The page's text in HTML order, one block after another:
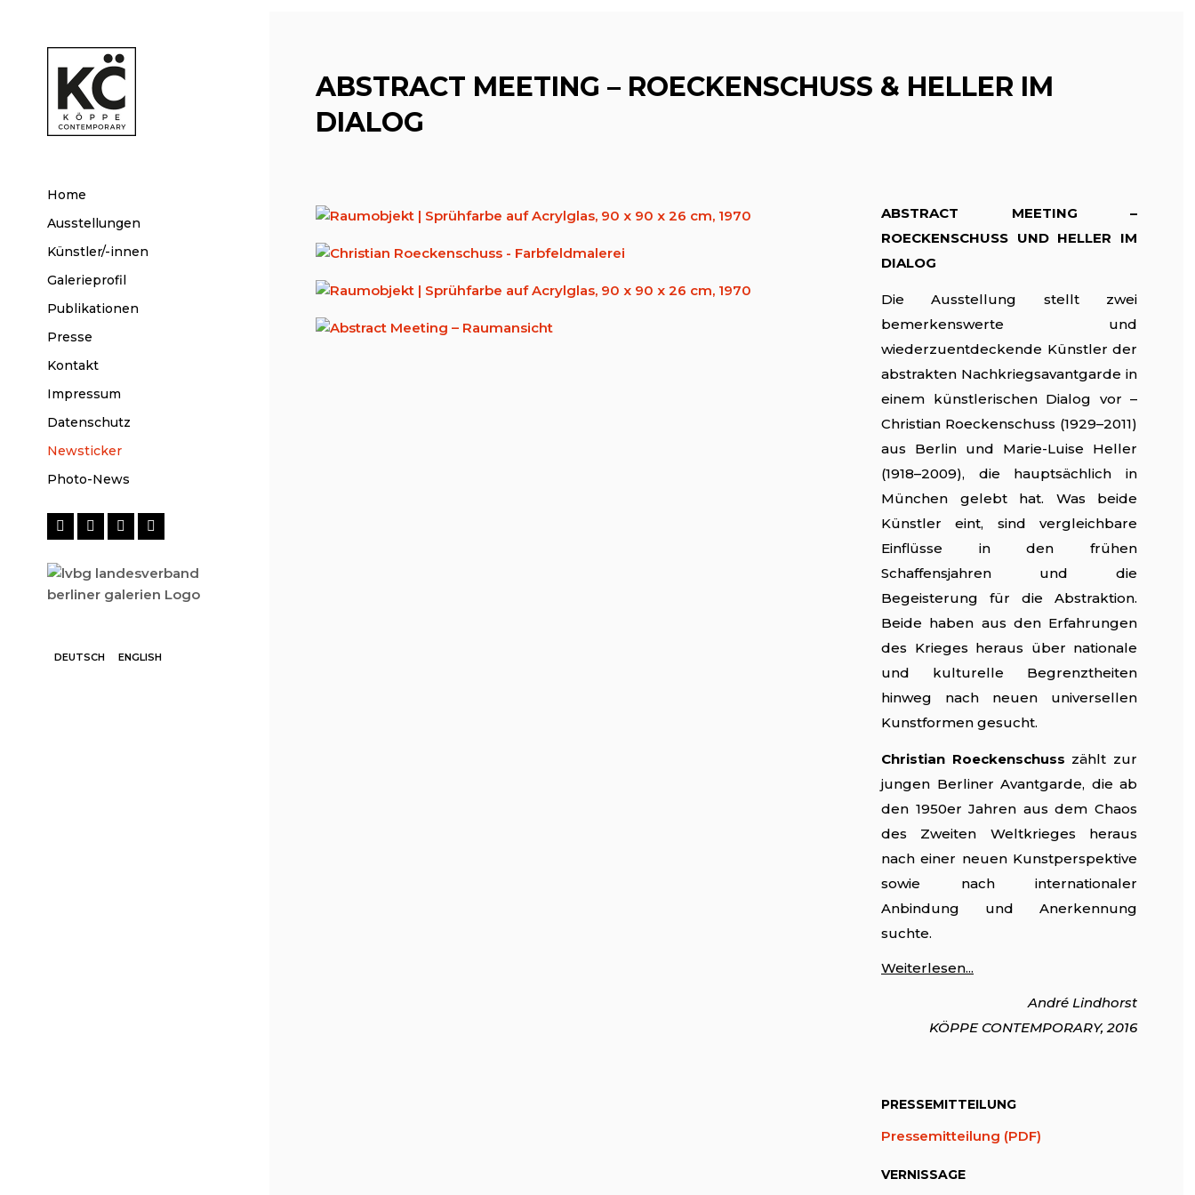
Home
Ausstellungen
Künstler/-innen
Galerieprofil
Publikationen
Presse
Kontakt
Impressum
Datenschutz
Newsticker
Photo-News
DEUTSCH ENGLISH
ABSTRACT MEETING – ROECKENSCHUSS & HELLER IM
DIALOG
ABSTRACT MEETING –
ROECKENSCHUSS UND HELLER IM
DIALOG
Die Ausstellung stellt zwei
bemerkenswerte und
wiederzuentdeckende Künstler der
abstrakten Nachkriegsavantgarde in
einem künstlerischen Dialog vor –
Christian Roeckenschuss (1929–2011)
aus Berlin und Marie-Luise Heller
(1918–2009), die hauptsächlich in
München gelebt hat. Was beide
Künstler eint, sind vergleichbare
Einflüsse in den frühen
Schaffensjahren und die
Begeisterung für die Abstraktion.
Beide haben aus den Erfahrungen
des Krieges heraus über nationale
und kulturelle Begrenztheiten
hinweg nach neuen universellen
Kunstformen gesucht.
Christian Roeckenschuss zählt zur
jungen Berliner Avantgarde, die ab
den 1950er Jahren aus dem Chaos
des Zweiten Weltkrieges heraus
nach einer neuen Kunstperspektive
sowie nach internationaler
Anbindung und Anerkennung
suchte.
Weiterlesen...
André Lindhorst
KÖPPE CONTEMPORARY, 2016
PRESSEMITTEILUNG
Pressemitteilung (PDF)
VERNISSAGE